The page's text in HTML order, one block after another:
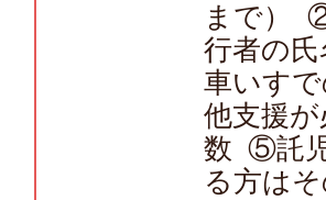
まで）
行者の
車いす
他支援
数 ⑤託
る方は